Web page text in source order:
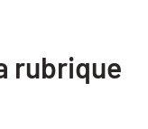
rubrique